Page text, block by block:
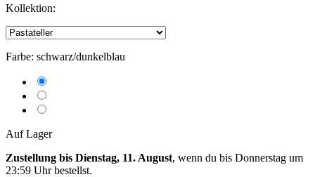
Kollektion:
Farbe: schwarz/dunkelblau
Auf Lager
Zustellung bis Dienstag, 11. August, wenn du bis Donnerstag um
23:59 Uhrbestellst.